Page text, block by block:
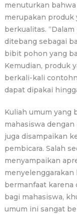
menuturkan
merupakan produk
berkualitas.
ditebang sebagai
bibit pohon yang
Kemudian, produk
berkali-kali
dapat dipakai
Kuliah umum yang
mahasiswa
juga disampaikan
pembicara. Salah
menyampaikan
bermanfaat karena
bagi mahasiswa,
umum ini sangat